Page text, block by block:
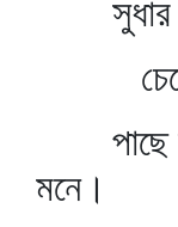
সুধার
চেপে
পাছে
মনে।